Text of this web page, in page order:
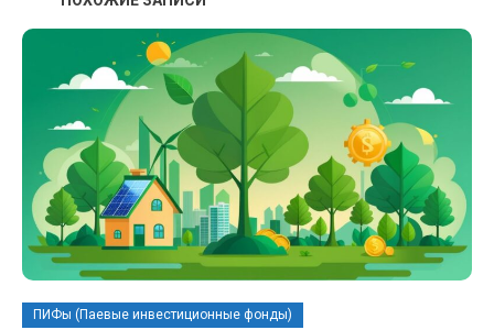
ПИФы (Паевые инвестиционные фонды)